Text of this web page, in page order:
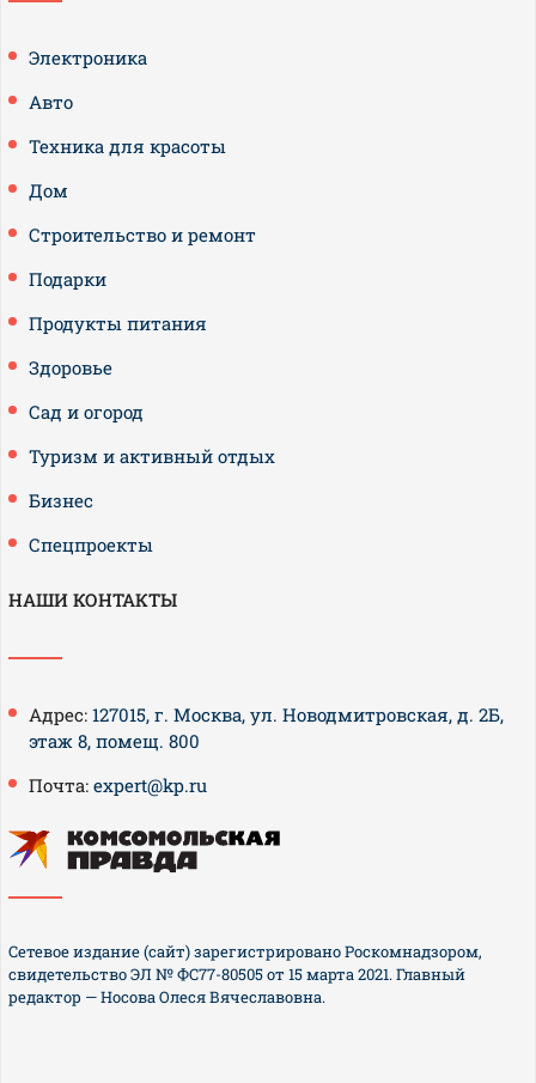
Электроника
Авто
Техника для красоты
Дом
Строительство и ремонт
Подарки
Продукты питания
Здоровье
Сад и огород
Туризм и активный отдых
Бизнес
Спецпроекты
НАШИ КОНТАКТЫ
Адрес: 127015, г. Москва, ул. Новодмитровская, д. 2Б,
этаж 8, помещ. 800
Почта: expert@kp.ru
Сетевое издание (сайт) зарегистрировано Роскомнадзором,
свидетельство ЭЛ № ФС77-80505 от 15 марта 2021. Главный
редактор — Носова Олеся Вячеславовна.